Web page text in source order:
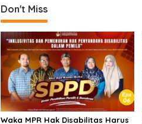
Don't Miss
Waka MPR Hak Disabilitas Harus